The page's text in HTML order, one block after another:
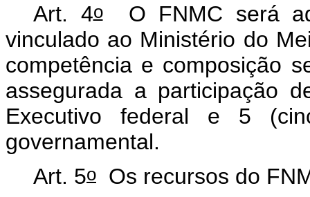
Art. 4oO FNMC será
vinculado ao Ministério do
competência e composição
assegurada a participação
Executivo federal e 5
governamental.
Art. 5o Os recursos do